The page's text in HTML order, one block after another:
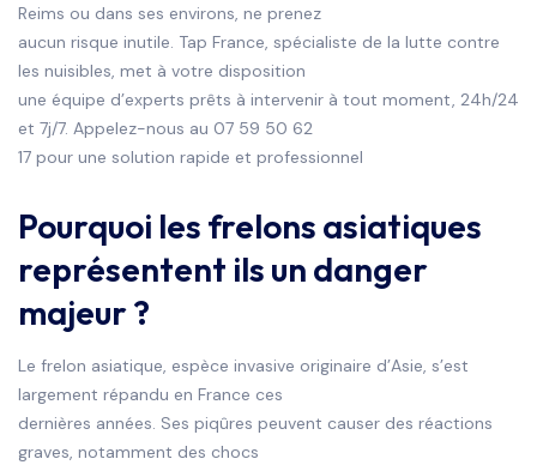
Reims ou dans ses environs, ne prenez
aucun risque inutile. Tap France, spécialiste de la lutte contre
les nuisibles, met à votre disposition
une équipe d’experts prêts à intervenir à tout moment, 24h/24
et 7j/7. Appelez-nous au 07 59 50 62
17 pour une solution rapide et professionnel
Pourquoi les frelons asiatiques
représentent ils un danger
majeur ?
Le frelon asiatique, espèce invasive originaire d’Asie, s’est
largement répandu en France ces
dernières années. Ses piqûres peuvent causer des réactions
graves, notamment des chocs